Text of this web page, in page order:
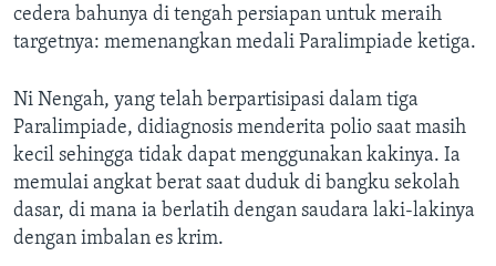
cedera bahunya di tengah persiapan untuk meraih
targetnya: memenangkan medali Paralimpiade ketiga.
Ni Nengah, yang telah berpartisipasi dalam tiga
Paralimpiade, didiagnosis menderita polio saat masih
kecil sehingga tidak dapat menggunakan kakinya. Ia
memulai angkat berat saat duduk di bangku sekolah
dasar, di mana ia berlatih dengan saudara laki-lakinya
dengan imbalan es krim.